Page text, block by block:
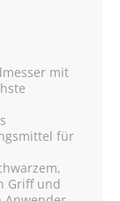
mit
für
Griff und